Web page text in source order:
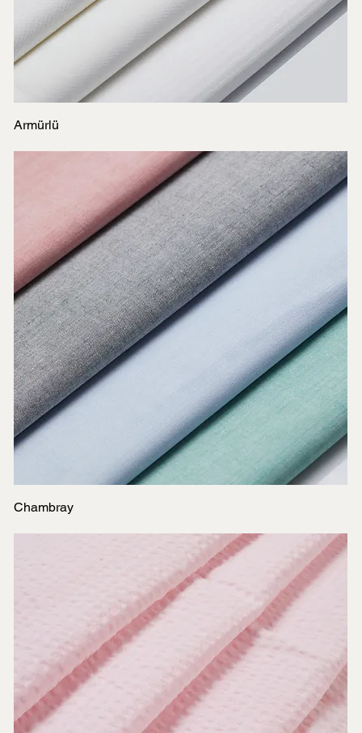
Armürlü
Chambray